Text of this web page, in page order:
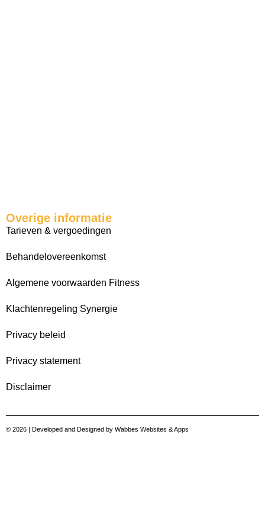
Overige informatie
Tarieven & vergoedingen
Behandelovereenkomst
Algemene voorwaarden Fitness
Klachtenregeling Synergie
Privacy beleid
Privacy statement
Disclaimer
© 2026 | Developed and Designed by Wabbes Websites & Apps